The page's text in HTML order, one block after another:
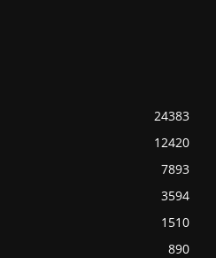
24383
12420
7893
3594
1510
890